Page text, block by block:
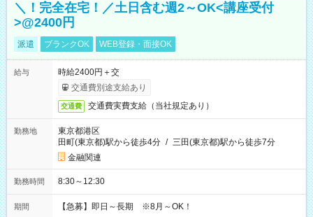
＼！完全在宅！／土日含む週2～OK<講座受付
>@2400円
派遣 ブランクOK WEB登録・面接OK
給与
時給2400円＋交
交通費別途支給あり
交通費 交通費実費支給（当社規定あり）
勤務地
東京都港区
田町(東京都)駅から徒歩4分 / 三田(東京都)駅から徒歩7分
金融関連
勤務時間 8:30～12:30
期間 【急募】即日～長期 ※8月～OK！